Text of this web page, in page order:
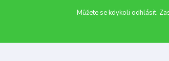
Můžete se kdykoli odhlásit.